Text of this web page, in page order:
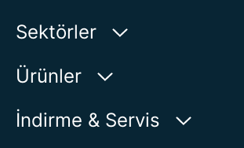
AUMA Riester
Aumastr. 1
Haritada Göster
Sektörler
Su
Ürünler
Ürün bulucu
İndirme & Servis